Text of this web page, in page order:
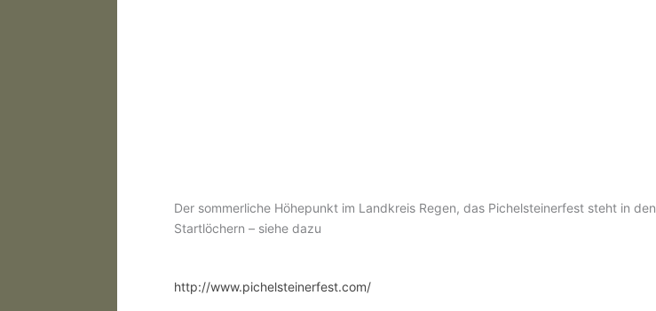
Der sommerliche Höhepunkt im Landkreis Regen, das Pichelsteinerfest steht in den
Startlöchern – siehe dazu
http://www.pichelsteinerfest.com/